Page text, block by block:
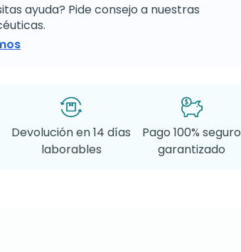
ayuda? Pide consejo a nuestras
Devolución en 14 días
laborables
Pago 100% seguro
garantizado